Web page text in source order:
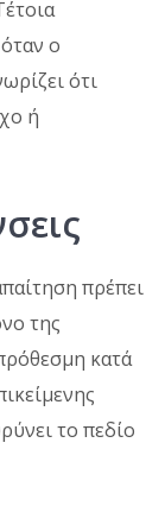
ο
ότι
ή
πρέπει
της
κατά
το πεδίο